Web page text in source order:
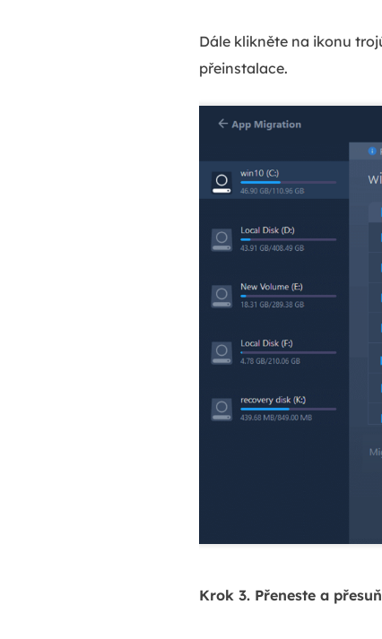
Dále klikněte na ikonu
přeinstalace.
Krok 3. Přeneste a